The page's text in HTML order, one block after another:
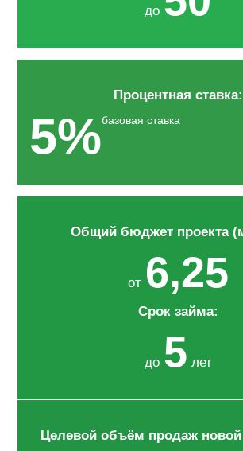
до
Процентная ставка:
5%базовая ставка
Общий бюджет проекта
от 6,25
Срок займа:
до 5 лет
Целевой объём продаж